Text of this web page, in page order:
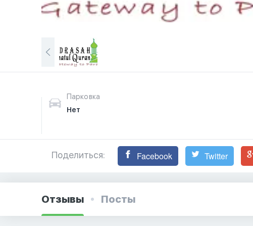
Парковка
Нет
Поделиться: Facebook Twitter
Отзывы Посты